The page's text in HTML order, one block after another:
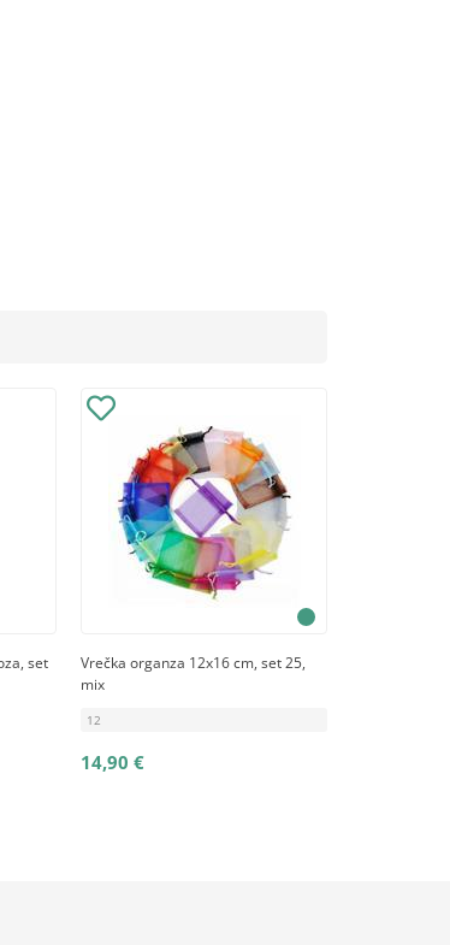
set
Vrečka organza 12x16 cm, set 25,
mix
12
14,90 €